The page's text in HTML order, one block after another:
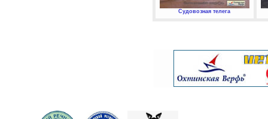
Судовозная телега